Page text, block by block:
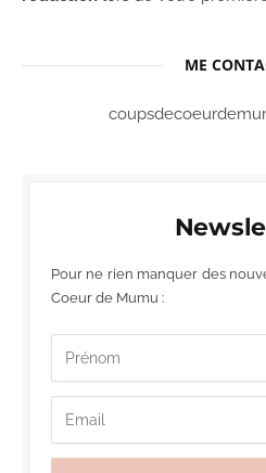
ME
Pour ne rien manquer des
Coeur de Mumu :